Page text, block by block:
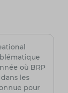
où BRP
les
pour